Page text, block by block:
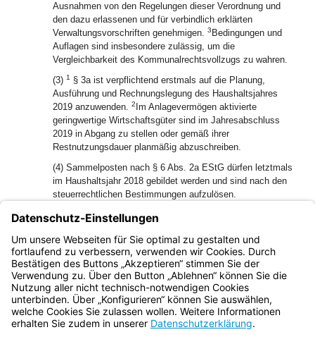
Ausnahmen von den Regelungen dieser Verordnung und
den dazu erlassenen und für verbindlich erklärten
Verwaltungsvorschriften genehmigen. 3 Bedingungen und
Auflagen sind insbesondere zulässig, um die
Vergleichbarkeit des Kommunalrechtsvollzugs zu wahren.
(3) 1 § 3a ist verpflichtend erstmals auf die Planung,
Ausführung und Rechnungslegung des Haushaltsjahres
2019 anzuwenden. 2 Im Anlagevermögen aktivierte
geringwertige Wirtschaftsgüter sind im Jahresabschluss
2019 in Abgang zu stellen oder gemäß ihrer
Restnutzungsdauer planmäßig abzuschreiben.
(4) Sammelposten nach § 6 Abs. 2a EStG dürfen letztmals
im Haushaltsjahr 2018 gebildet werden und sind nach den
steuerrechtlichen Bestimmungen aufzulösen.
(5) Auf Haushaltspläne, die der Rechtsaufsichtsbehörde bis
zum Ablauf des 31. Januar 2024 vorgelegt werden, ist § 1
Abs. 3 Nr. 4 in der am 31. Januar 2024 geltenden Fassung
anzuwenden.
Bayern.de
BayernPortal